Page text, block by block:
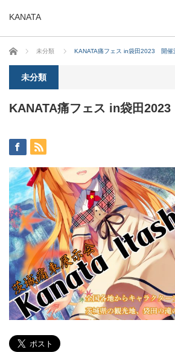
KANATA
ホーム 未分類 KANATA痛フェス in袋田2023 開催
未分類
KANATA痛フェス in袋田